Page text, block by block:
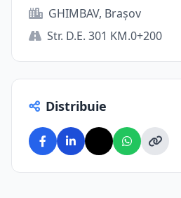
GHIMBAV, Brașov
Str. D.E. 301 KM.0+200
Distribuie